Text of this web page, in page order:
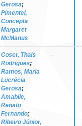
Gerosa;
Pimentel,
Concepta
Margaret
McManus
Coser, Thais
Rodrigues;
Ramos, Maria
Lucrécia
Gerosa;
Amabile,
Renato
Fernando;
Ribeiro Júnior,
-